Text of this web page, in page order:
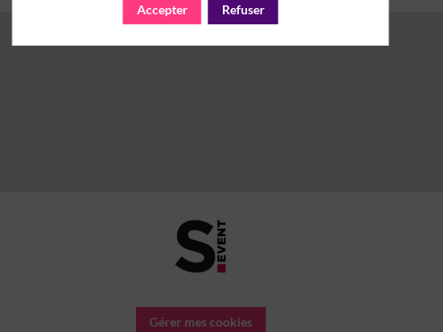
Gérer mes cookies
Accepter Refuser